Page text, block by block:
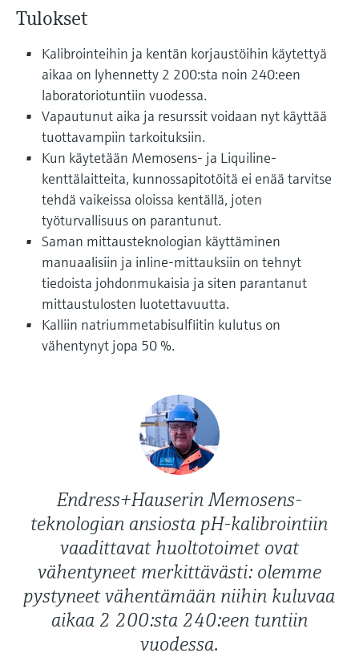
Device Viewer
dokumentaatio.
Varaosahaku
Löydä varaosat tuotteen juuren, tilauskoodin
tai sarjanumeron perusteella.
Mikroaaltomittaus
Memosens technology
Näytä kaikki
päätöksentekoa tukevan prosessin
Tulokset
Kalibrointeihin ja kentän korjaustöihin käytettyä
aikaa on lyhennetty 2 200:sta noin 240:een
laboratoriotuntiin vuodessa.
Vapautunut aika ja resurssit voidaan nyt käyttää
tuottavampiin tarkoituksiin.
Kun käytetään Memosens- ja Liquiline-
kenttälaitteita, kunnossapitotöitä ei enää tarvitse
tehdä vaikeissa oloissa kentällä, joten
työturvallisuus on parantunut.
Saman mittausteknologian käyttäminen
manuaalisiin ja inline-mittauksiin on tehnyt
tiedoista johdonmukaisia ja siten parantanut
mittaustulosten luotettavuutta.
Kalliin natriummetabisulfiitin kulutus on
vähentynyt jopa 50 %.
Endress+Hauserin Memosens-
teknologian ansiosta pH-kalibrointiin
vaadittavat huoltotoimet ovat
vähentyneet merkittävästi: olemme
pystyneet vähentämään niihin kuluvaa
aikaa 2 200:sta 240:een tuntiin
vuodessa.